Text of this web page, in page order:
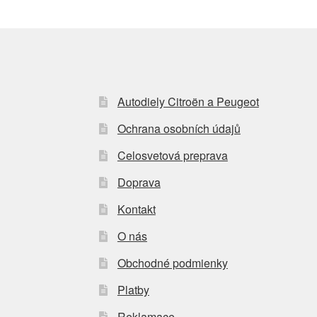
Autodiely Citroën a Peugeot
Ochrana osobních údajů
Celosvetová preprava
Doprava
Kontakt
O nás
Obchodné podmienky
Platby